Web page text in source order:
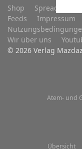
Shop Spreadshop
Feeds
Impressum
Wir über uns
© 2026 Verlag
Atem- und
Übersicht